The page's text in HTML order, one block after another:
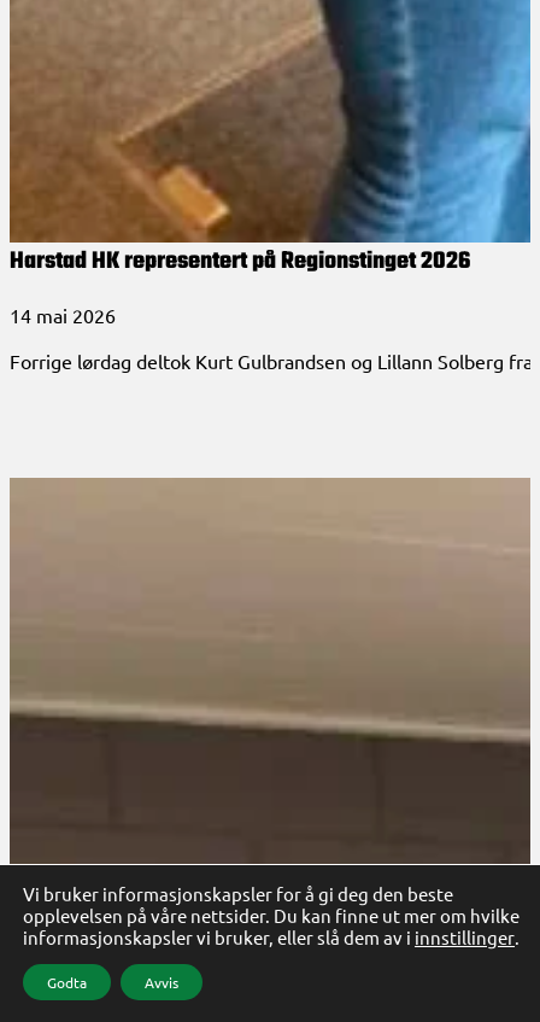
Harstad HK representert på Regionstinget 2026
14 mai 2026
Forrige lørdag deltok Kurt Gulbrandsen og Lillann Solberg
Vi bruker informasjonskapsler for å gi deg den beste
opplevelsen på våre nettsider. Du kan finne ut mer om hvilke
informasjonskapsler vi bruker, eller slå dem av i innstillinger.
Godta Avvis